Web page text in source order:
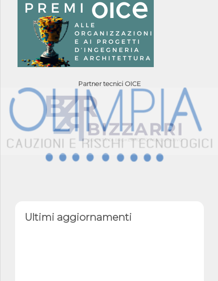
Partner tecnici OICE
Ultimi aggiornamenti